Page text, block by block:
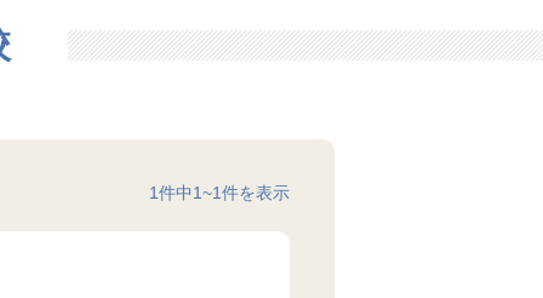
1件中1~1件を表示